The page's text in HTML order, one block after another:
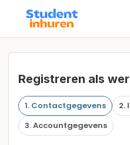
Registreren als
1. Contactgegevens
2.
3. Accountgegevens